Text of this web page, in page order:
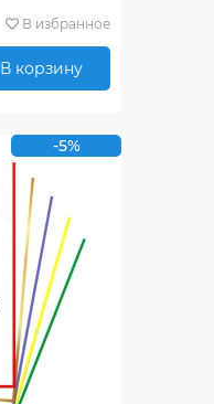
В избранное
В корзину
-5%